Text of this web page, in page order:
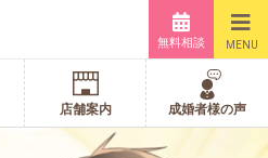
無料相談 MENU
店舗案内 成婚者様の声